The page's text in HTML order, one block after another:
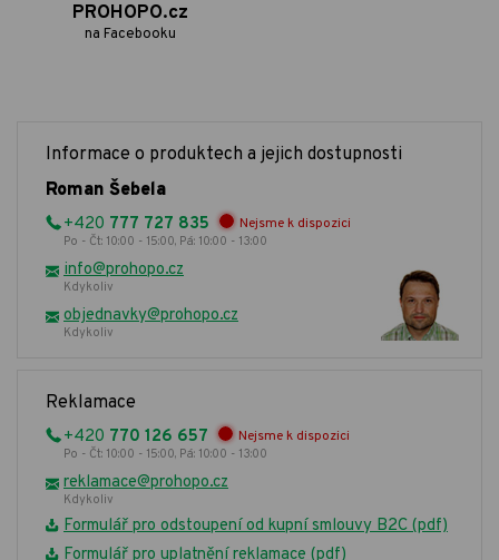
PROHOPO.cz
na Facebooku
Informace o produktech a jejich dostupnosti
Roman Šebela
+420 777 727 835 Nejsme k dispozici
Po - Čt: 10:00 - 15:00, Pá: 10:00 - 13:00
info@prohopo.cz
Kdykoliv
objednavky@prohopo.cz
Kdykoliv
Reklamace
+420 770 126 657 Nejsme k dispozici
Po - Čt: 10:00 - 15:00, Pá: 10:00 - 13:00
reklamace@prohopo.cz
Kdykoliv
Formulář pro odstoupení od kupní smlouvy B2C (pdf)
Formulář pro uplatnění reklamace (pdf)